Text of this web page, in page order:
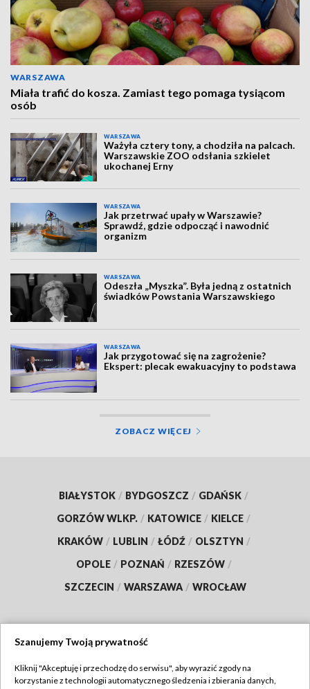
WARSZAWA
Miała trafić do kosza. Zamiast tego pomaga tysiącom
osób
WARSZAWA
Ważyła cztery tony, a chodziła na palcach.
Warszawskie ZOO odsłania szkielet
ukochanej Erny
WARSZAWA
Jak przetrwać upały w Warszawie?
Sprawdź, gdzie odpocząć i nawodnić
organizm
WARSZAWA
Odeszła „Myszka”. Była jedną z ostatnich
świadków Powstania Warszawskiego
WARSZAWA
Jak przygotować się na zagrożenie?
Ekspert: plecak ewakuacyjny to podstawa
ZOBACZ WIĘCEJ
BIAŁYSTOK / BYDGOSZCZ / GDAŃSK /
GORZÓW WLKP. / KATOWICE / KIELCE /
KRAKÓW / LUBLIN / ŁÓDŹ / OLSZTYN /
OPOLE / POZNAŃ / RZESZÓW /
SZCZECIN / WARSZAWA / WROCŁAW
TVP
Szanujemy Twoją prywatność
Kliknij "Akceptuję i przechodzę do serwisu", aby wyrazić zgody na
korzystanie z technologii automatycznego śledzenia i zbierania danych,